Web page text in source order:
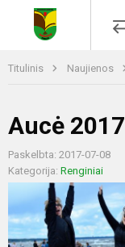
Titulinis Naujienos
Aucė 2017
Paskelbta: 2017-07-08
Kategorija: Renginiai